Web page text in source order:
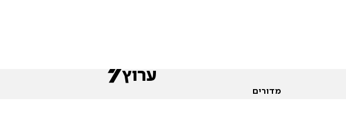
מדורים